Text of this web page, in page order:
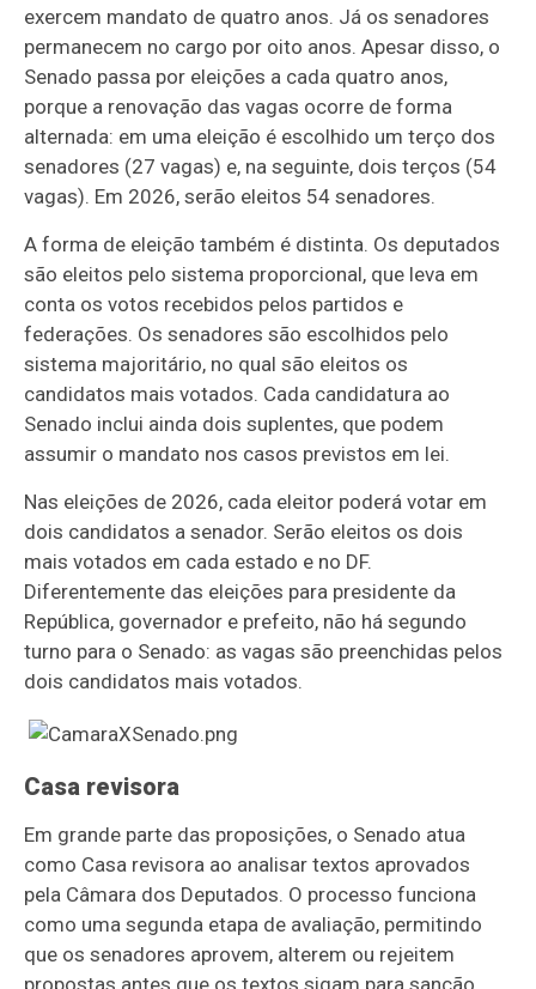
exercem mandato de quatro anos. Já os senadores
permanecem no cargo por oito anos. Apesar disso, o
Senado passa por eleições a cada quatro anos,
porque a renovação das vagas ocorre de forma
alternada: em uma eleição é escolhido um terço dos
senadores (27 vagas) e, na seguinte, dois terços (54
vagas). Em 2026, serão eleitos 54 senadores.
A forma de eleição também é distinta. Os deputados
são eleitos pelo sistema proporcional, que leva em
conta os votos recebidos pelos partidos e
federações. Os senadores são escolhidos pelo
sistema majoritário, no qual são eleitos os
candidatos mais votados. Cada candidatura ao
Senado inclui ainda dois suplentes, que podem
assumir o mandato nos casos previstos em lei.
Nas eleições de 2026, cada eleitor poderá votar em
dois candidatos a senador. Serão eleitos os dois
mais votados em cada estado e no DF.
Diferentemente das eleições para presidente da
República, governador e prefeito, não há segundo
turno para o Senado: as vagas são preenchidas pelos
dois candidatos mais votados.
Casa revisora
Em grande parte das proposições, o Senado atua
como Casa revisora ao analisar textos aprovados
pela Câmara dos Deputados. O processo funciona
como uma segunda etapa de avaliação, permitindo
que os senadores aprovem, alterem ou rejeitem
propostas antes que os textos sigam para sanção